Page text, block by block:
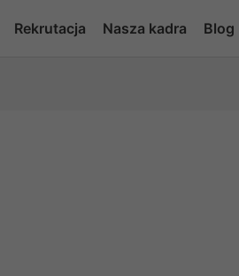
Rekrutacja Nasza kadra Blog